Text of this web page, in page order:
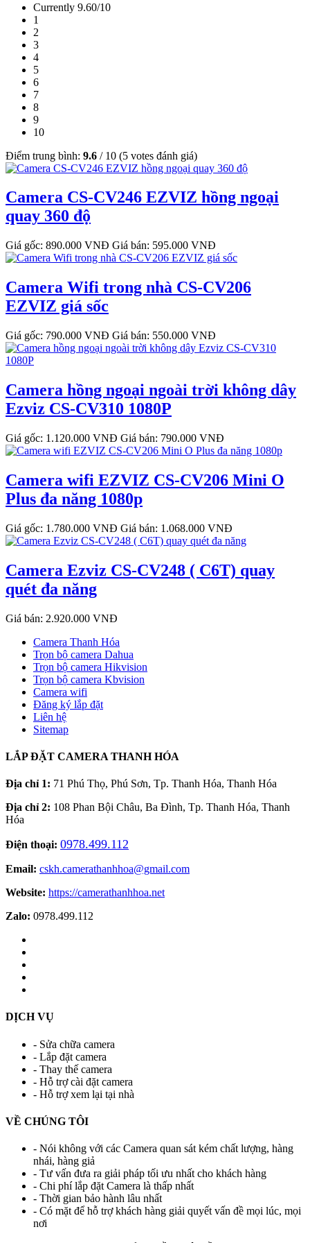
Currently 9.60/10
1
2
3
4
5
6
7
8
9
10
Điểm trung bình: 9.6 / 10 (5 votes đánh giá)
Camera CS-CV246 EZVIZ hồng ngoại
quay 360 độ
Giá gốc: 890.000 VNĐ Giá bán: 595.000 VNĐ
Camera Wifi trong nhà CS-CV206
EZVIZ giá sốc
Giá gốc: 790.000 VNĐ Giá bán: 550.000 VNĐ
Camera hồng ngoại ngoài trời không dây
Ezviz CS-CV310 1080P
Giá gốc: 1.120.000 VNĐ Giá bán: 790.000 VNĐ
Camera wifi EZVIZ CS-CV206 Mini O
Plus đa năng 1080p
Giá gốc: 1.780.000 VNĐ Giá bán: 1.068.000 VNĐ
Camera Ezviz CS-CV248 ( C6T) quay
quét đa năng
Giá bán: 2.920.000 VNĐ
Camera Thanh Hóa
Trọn bộ camera Dahua
Trọn bộ camera Hikvision
Trọn bộ camera Kbvision
Camera wifi
Đăng ký lắp đặt
Liên hệ
Sitemap
LẮP ĐẶT CAMERA THANH HÓA
Địa chỉ 1: 71 Phú Thọ, Phú Sơn, Tp. Thanh Hóa, Thanh Hóa
Địa chỉ 2: 108 Phan Bội Châu, Ba Đình, Tp. Thanh Hóa, Thanh
Hóa
Điện thoại: 0978.499.112
Email: cskh.camerathanhhoa@gmail.com
Website: https://camerathanhhoa.net
Zalo: 0978.499.112
DỊCH VỤ
- Sửa chữa camera
- Lắp đặt camera
- Thay thế camera
- Hỗ trợ cài đặt camera
- Hỗ trợ xem lại tại nhà
VỀ CHÚNG TÔI
- Nói không với các Camera quan sát kém chất lượng, hàng
nhái, hàng giả
- Tư vấn đưa ra giải pháp tối ưu nhất cho khách hàng
- Chi phí lắp đặt Camera là thấp nhất
- Thời gian bảo hành lâu nhất
- Có mặt để hỗ trợ khách hàng giải quyết vấn đề mọi lúc, mọi
nơi